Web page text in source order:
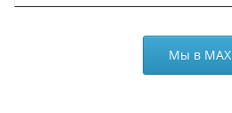
Мы в МАХ